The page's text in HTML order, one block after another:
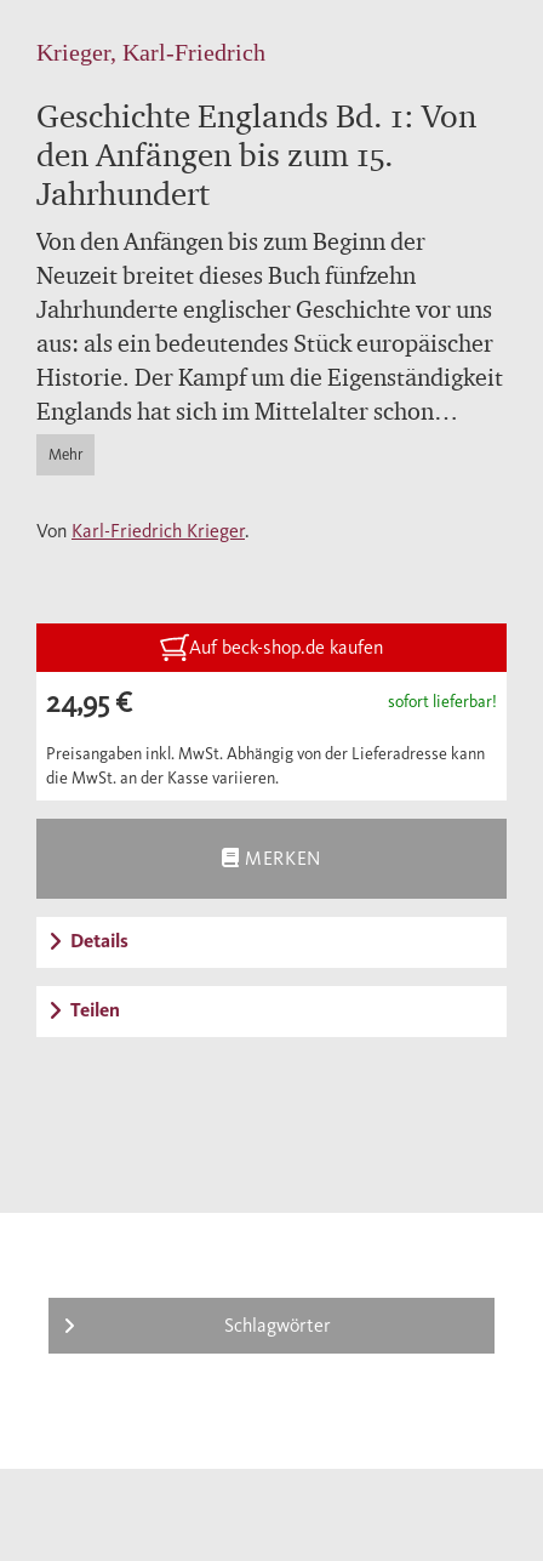
Krieger, Karl-Friedrich
Geschichte Englands Bd. 1: Von
den Anfängen bis zum 15.
Jahrhundert
Von den Anfängen bis zum Beginn der
Neuzeit breitet dieses Buch fünfzehn
Jahrhunderte englischer Geschichte vor uns
aus: als ein bedeutendes Stück europäischer
Historie. Der Kampf um die Eigenständigkeit
Englands hat sich im Mittelalter schon
eindrucksvoll mit den unübersehbaren
Wirkungen verbunden, die dieses Land auf
gehabt hat: So wurden hier mit Ausbildung
Regierungssystem gelegt, das weit über die
rechtsstaatliche und parlamentarische
Verfassungsentwicklungen erlangt hat.
Mehr
Von Karl-Friedrich Krieger.
Auf beck-shop.de kaufen
24,95 € sofort lieferbar!
Preisangaben inkl. MwSt. Abhängig von der Lieferadresse kann
die MwSt. an der Kasse variieren.
MERKEN
Details
Teilen
Schlagwörter